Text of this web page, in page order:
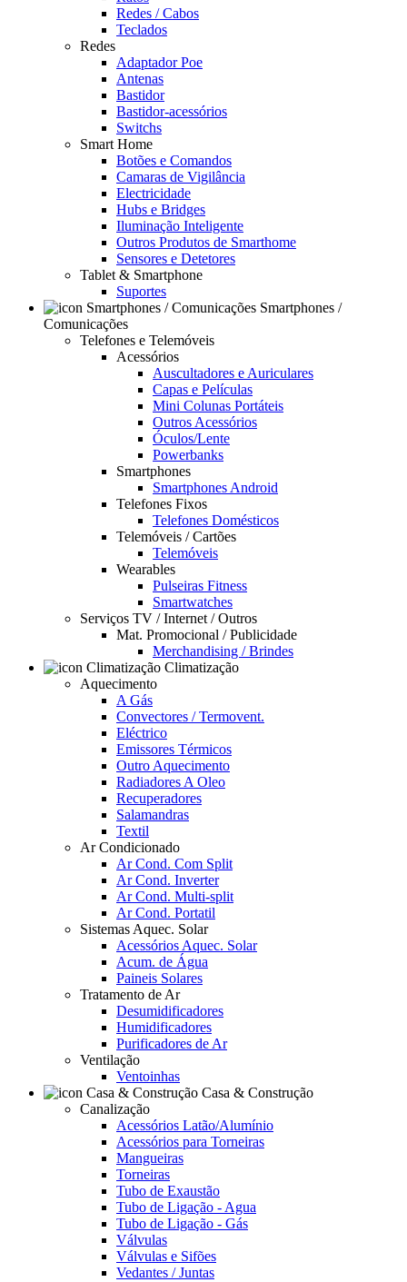
Redes / Cabos
Teclados
Redes
Adaptador Poe
Antenas
Bastidor
Bastidor-acessórios
Switchs
Smart Home
Botões e Comandos
Camaras de Vigilância
Electricidade
Hubs e Bridges
Iluminação Inteligente
Outros Produtos de Smarthome
Sensores e Detetores
Tablet & Smartphone
Suportes
Smartphones /
Comunicações
Telefones e Telemóveis
Acessórios
Auscultadores e Auriculares
Capas e Películas
Mini Colunas Portáteis
Outros Acessórios
Óculos/Lente
Powerbanks
Smartphones
Smartphones Android
Telefones Fixos
Telefones Domésticos
Telemóveis / Cartões
Telemóveis
Wearables
Pulseiras Fitness
Smartwatches
Serviços TV / Internet / Outros
Mat. Promocional / Publicidade
Merchandising / Brindes
Climatização
Aquecimento
A Gás
Convectores / Termovent.
Eléctrico
Emissores Térmicos
Outro Aquecimento
Radiadores A Oleo
Recuperadores
Salamandras
Textil
Ar Condicionado
Ar Cond. Com Split
Ar Cond. Inverter
Ar Cond. Multi-split
Ar Cond. Portatil
Sistemas Aquec. Solar
Acessórios Aquec. Solar
Acum. de Água
Paineis Solares
Tratamento de Ar
Desumidificadores
Humidificadores
Purificadores de Ar
Ventilação
Ventoinhas
Casa & Construção
Canalização
Acessórios Latão/Alumínio
Acessórios para Torneiras
Mangueiras
Torneiras
Tubo de Exaustão
Tubo de Ligação - Agua
Tubo de Ligação - Gás
Válvulas
Válvulas e Sifões
Vedantes / Juntas